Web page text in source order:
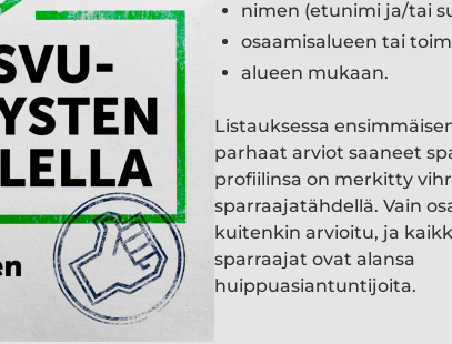
nimen (etunimi ja/tai
osaamisalueen tai
alueen mukaan.
Listauksessa
parhaat arviot saaneet
profiilinsa on merkitty
sparraajatähdellä. Vain
kuitenkin arvioitu, ja
sparraajat ovat alansa
huippuasiantuntijoita.